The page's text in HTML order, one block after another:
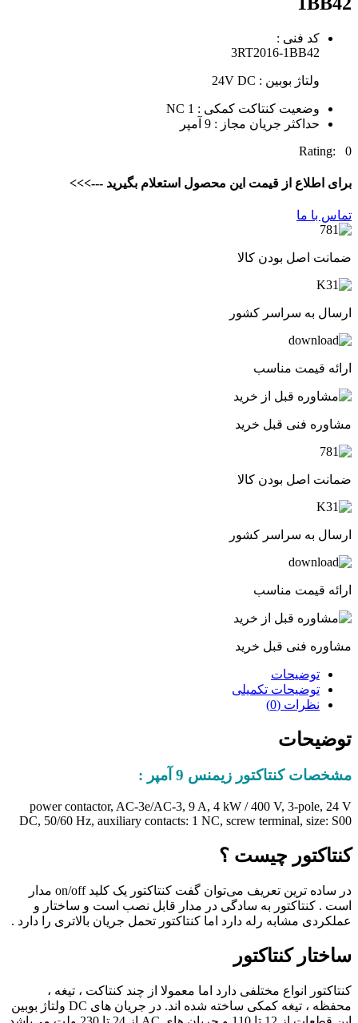
کد فنی :
3RT2016-1BB42
ولتاژ بوبین : 24V DC
وضعیت کنتاکت کمکی : 1 NC
حداکثر جریان مجاز : 9 آمپر
Rating: 0
برای اطلاع از قیمت این محصول استعلام بگیرید --->>>
تماس با ما
ضمانت اصل بودن کالا
ارسال به سراسر کشور
ارائه قیمت مناسب
مشاوره فنی قبل خرید
ضمانت اصل بودن کالا
ارسال به سراسر کشور
ارائه قیمت مناسب
مشاوره فنی قبل خرید
توضیحات
توضیحات تکمیلی
نظرات (0)
توضیحات
مشخصات کنتاکتور زیمنس 9 آمپر :
power contactor, AC-3e/AC-3, 9 A, 4 kW / 400 V, 3-pole, 24 V
DC, 50/60 Hz, auxiliary contacts: 1 NC, screw terminal, size: S00
کنتاکتور چیست ؟
در ساده ترین تعریف می‌توان گفت کنتاکتور یک کلید on/off مدار
است . کنتاکتور به سادگی در مدار قابل نصب است و ساختار و
عملکردی مشابه رله دارد اما کنتاکتور تحمل جریان بالاتری را دارد .
ساختار کنتاکتور
کنتاکتور انواع مختلفی دارد اما معمولا از چند کنتاکت ، تیغه ،
محفظه ، تیغه کمکی ساخته شده اند. در جریان های DC ولتاژ بوبین